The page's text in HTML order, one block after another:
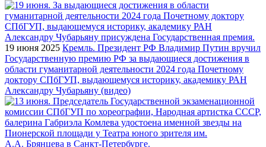
19 июня 2025 Кремль. Президент РФ Владимир Путин вручил
Государственную премию РФ за выдающиеся достижения в
области гуманитарной деятельности 2024 года Почетному
доктору СПбГУП, выдающемуся историку, академику РАН
Александру Чубарьяну (видео)